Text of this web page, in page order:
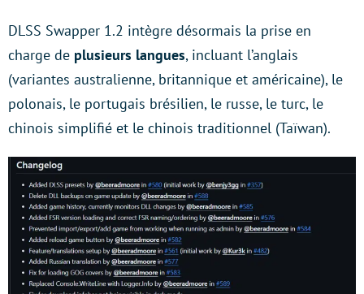
DLSS Swapper 1.2 intègre désormais la prise en
charge de plusieurs langues, incluant l’anglais
(variantes australienne, britannique et américaine), le
polonais, le portugais brésilien, le russe, le turc, le
chinois simplifié et le chinois traditionnel (Taïwan).